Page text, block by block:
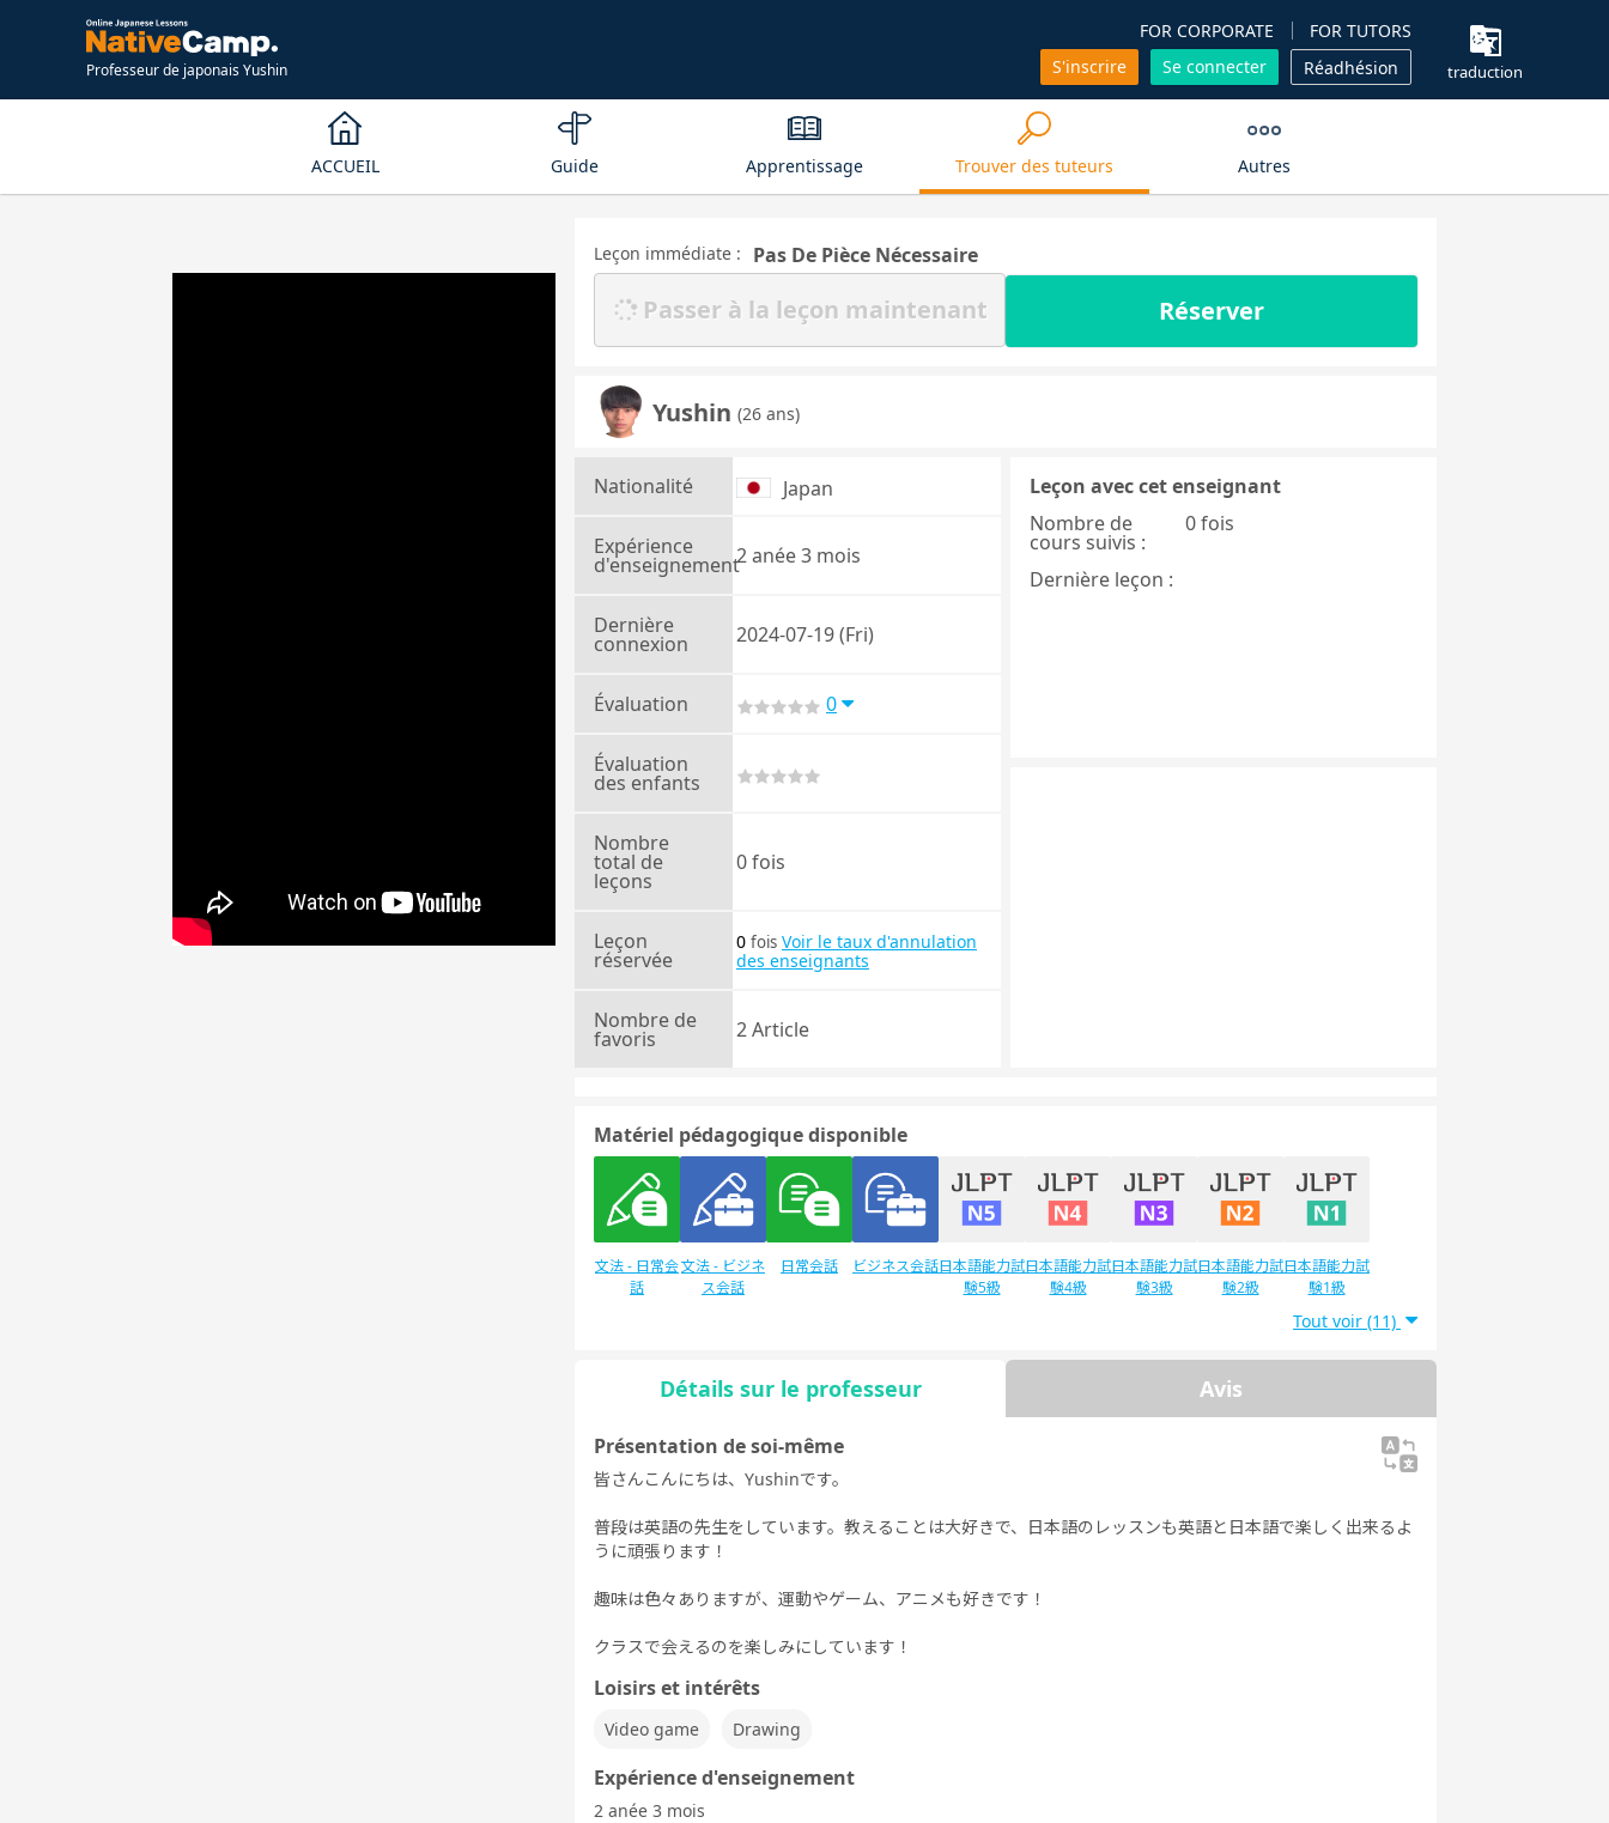
Professeur de japonais Yushin
FOR CORPORATE
FOR TUTORS
S'inscrire
Se connecter Réadhésion traduction
ACCUEIL Guide Apprentissage Trouver des tuteurs Autres
Leçon immédiate : Pas De Pièce Nécessaire
Passer à la leçon maintenant Réserver
Yushin (26 ans)
Nationalité Japan
Expérience
d'enseignement2 anée 3 mois
Dernière
connexion 2024-07-19 (Fri)
Évaluation 0
Évaluation
des enfants
Nombre
total de
leçons
0 fois
Leçon
réservée
0 fois Voir le taux d'annulation
des enseignants
Nombre de
favoris 2 Article
Leçon avec cet enseignant
Nombre de
cours suivis :
0 fois
Dernière leçon :
Matériel pédagogique disponible
文法 - 日常会
話
文法 - ビジネ
ス会話
日常会話 ビジネス会話日本語能力試
験5級
日本語能力試
験4級
日本語能力試
験3級
日本語能力試
験2級
日本語能力試
験1級
Tout voir (11)
Détails sur le professeur Avis
Présentation de soi-même
皆さんこんにちは、Yushinです。
普段は英語の先生をしています。教えることは大好きで、日本語のレッスンも英語と日本語で楽しく出来るよ
うに頑張ります！
趣味は色々ありますが、運動やゲーム、アニメも好きです！
クラスで会えるのを楽しみにしています！
Loisirs et intérêts
Video game Drawing
Expérience d'enseignement
2 anée 3 mois